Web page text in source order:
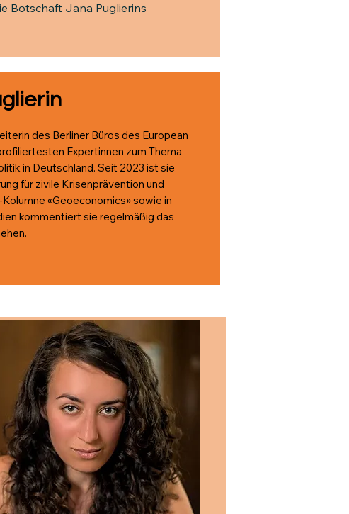
Botschaft Jana Puglierins
des Berliner Büros des European
Expertinnen zum Thema
in Deutschland. Seit 2023 ist sie
für zivile Krisenprävention und
«Geoeconomics» sowie in
kommentiert sie regelmäßig das